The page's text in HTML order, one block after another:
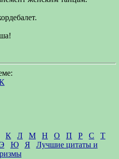
К Л М Н О П Р С
Т
Э Ю Я
Лучшие цитаты и